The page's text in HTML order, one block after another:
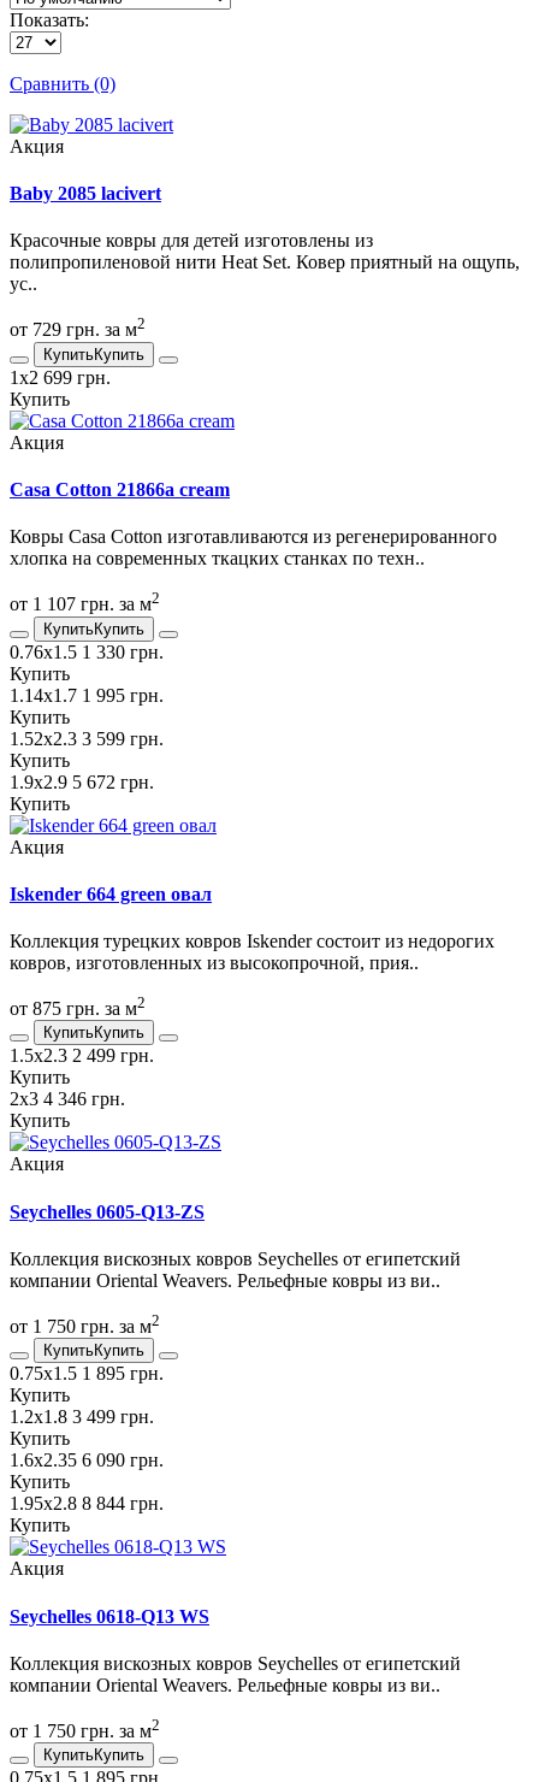
Показать:
Сравнить (0)
Акция
Baby 2085 lacivert
Красочные ковры для детей изготовлены из
полипропиленовой нити Heat Set. Ковер приятный на ощупь,
ус..
от 729 грн. за м2
КупитьКупить
1х2 699 грн.
Купить
Акция
Casa Сotton 21866a cream
Ковры Casa Сotton изготавливаются из регенерированного
хлопка на современных ткацких станках по техн..
от 1 107 грн. за м2
КупитьКупить
0.76х1.5 1 330 грн.
Купить
1.14х1.7 1 995 грн.
Купить
1.52х2.3 3 599 грн.
Купить
1.9х2.9 5 672 грн.
Купить
Акция
Iskender 664 green овал
Коллекция турецких ковров Iskender состоит из недорогих
ковров, изготовленных из высокопрочной, прия..
от 875 грн. за м2
КупитьКупить
1.5х2.3 2 499 грн.
Купить
2х3 4 346 грн.
Купить
Акция
Seychelles 0605-Q13-ZS
Коллекция вискозных ковров Seychelles от египетский
компании Oriental Weavers. Рельефные ковры из ви..
от 1 750 грн. за м2
КупитьКупить
0.75х1.5 1 895 грн.
Купить
1.2х1.8 3 499 грн.
Купить
1.6х2.35 6 090 грн.
Купить
1.95х2.8 8 844 грн.
Купить
Акция
Seychelles 0618-Q13 WS
Коллекция вискозных ковров Seychelles от египетский
компании Oriental Weavers. Рельефные ковры из ви..
от 1 750 грн. за м2
КупитьКупить